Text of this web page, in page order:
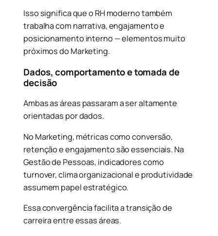
Isso significa que o RH moderno também
trabalha com narrativa, engajamento e
posicionamento interno — elementos muito
próximos do Marketing.
Dados, comportamento e tomada de
decisão
Ambas as áreas passaram a ser altamente
orientadas por dados.
No Marketing, métricas como conversão,
retenção e engajamento são essenciais. Na
Gestão de Pessoas, indicadores como
turnover, clima organizacional e produtividade
assumem papel estratégico.
Essa convergência facilita a transição de
carreira entre essas áreas.